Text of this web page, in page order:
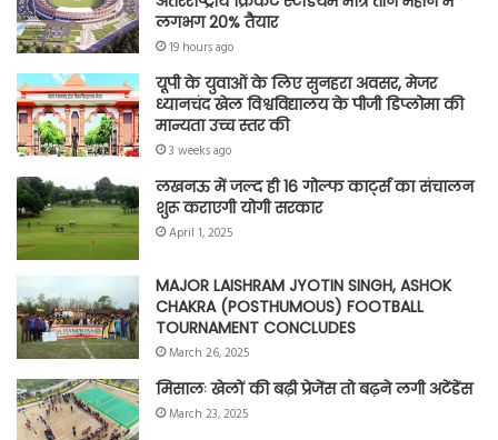
लगभग 20% तैयार
19 hours ago
यूपी के युवाओं के लिए सुनहरा अवसर, मेजर
ध्यानचंद खेल विश्वविद्यालय के पीजी डिप्लोमा की
मान्यता उच्च स्तर की
3 weeks ago
लखनऊ में जल्द ही 16 गोल्फ कार्ट्स का संचालन
शुरू कराएगी योगी सरकार
April 1, 2025
MAJOR LAISHRAM JYOTIN SINGH, ASHOK
CHAKRA (POSTHUMOUS) FOOTBALL
TOURNAMENT CONCLUDES
March 26, 2025
मिसालः खेलों की बढ़ी प्रेजेंस तो बढ़ने लगी अटेंडेंस
March 23, 2025